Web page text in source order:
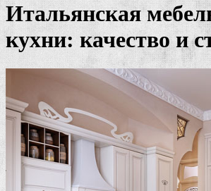
Итальянская
кухни: качество и